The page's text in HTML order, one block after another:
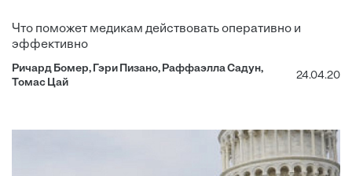
Что поможет медикам действовать оперативно и
эффективно
Ричард Бомер, Гэри Пизано, Раффаэлла Садун,
Томас Цай
24.04.20